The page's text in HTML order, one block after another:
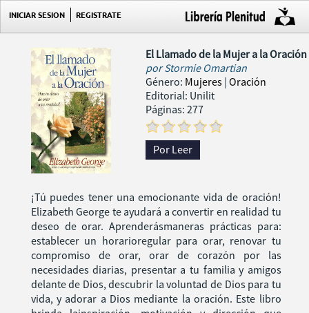
INICIAR SESION REGISTRATE
El Llamado de la Mujer a la Oración
porStormie Omartian
Género: Mujeres| Oración
Editorial: Unilit
Páginas: 277
Por Leer
¡Tú puedes tener una emocionante vida de oración!
Elizabeth George te ayudará a convertir en realidad tu
deseo de orar. Aprenderásmaneras prácticas para:
establecer un horarioregular para orar, renovar tu
compromiso de orar, orar de corazón por las
necesidades diarias, presentar a tu familia y amigos
delante de Dios, descubrir la voluntad de Dios para tu
vida, y adorar a Dios mediante la oración. Este libro